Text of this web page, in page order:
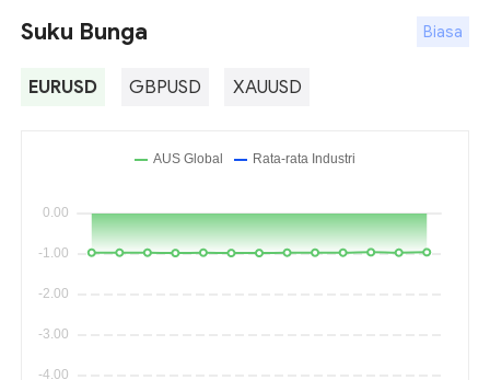
Suku Bunga Biasa
EURUSD GBPUSD XAUUSD